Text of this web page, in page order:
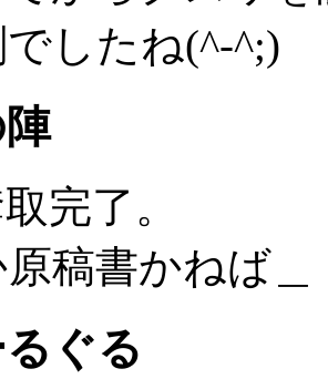
でしたね(^-^;)
完了。
稿書かねば＿
ぐる